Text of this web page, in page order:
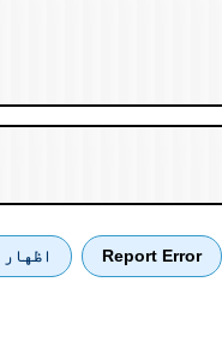
Report Error